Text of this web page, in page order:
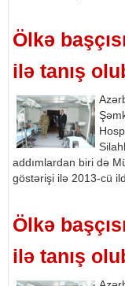
Ölkə
ilə tanış
addımlardan biri də
göstərişi ilə 2013-cü
Ölkə
ilə tanış